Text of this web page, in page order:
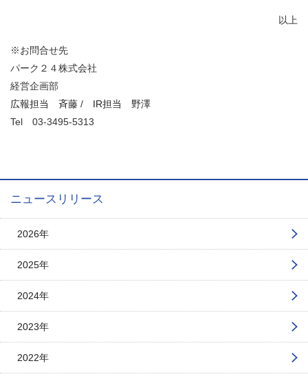
以上
※お問合せ先
パーク２４株式会社
経営企画部
広報担当 斉藤 / IR担当 野澤
Tel 03-3495-5313
ニュースリリース
2026年
2025年
2024年
2023年
2022年